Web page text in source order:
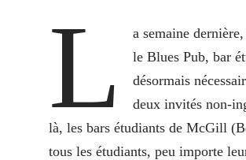
L
a semaine
le Blues Pub, bar
désormais
deux invités non-
là, les bars étudiants de McGill
tous les étudiants, peu importe